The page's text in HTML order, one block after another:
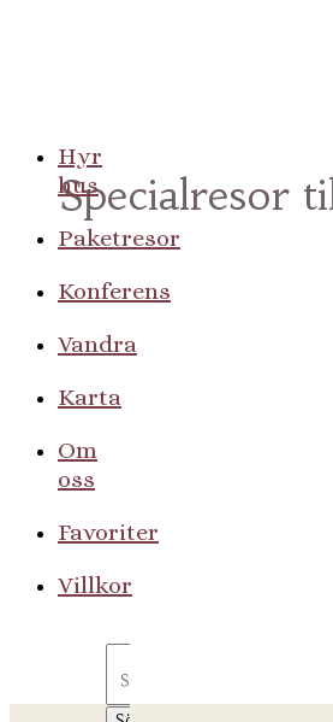
Hyr
hus
Paketresor
Konferens
Vandra
Karta
Om
oss
Favoriter
Villkor
efter:
Specialresor